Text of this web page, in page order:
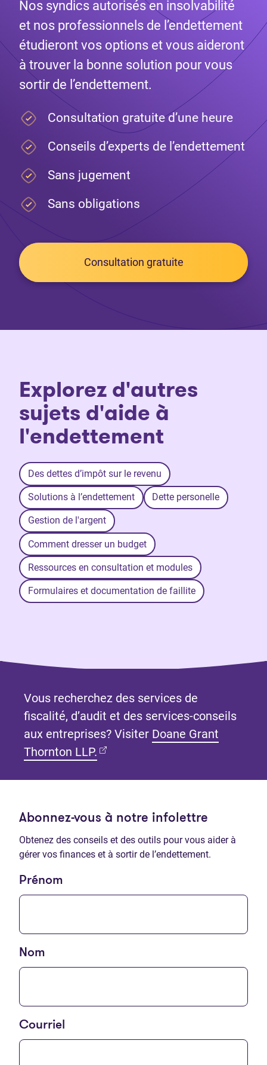
Nos syndics autorisés en insolvabilité
et nos professionnels de l’endettement
étudieront vos options et vous aideront
à trouver la bonne solution pour vous
sortir de l’endettement.
Consultation gratuite d’une heure
Conseils d’experts de l’endettement
Sans jugement
Sans obligations
Consultation gratuite
Explorez d'autres
sujets d'aide à
l'endettement
Des dettes d’impôt sur le revenu
Solutions à l’endettement Dette personelle
Gestion de l'argent
Comment dresser un budget
Ressources en consultation et modules
Formulaires et documentation de faillite
Vous recherchez des services de
fiscalité, d’audit et des services-conseils
aux entreprises? Visiter Doane Grant
Thornton LLP. (Ouvre dans un nouvel onglet)
Abonnez-vous à notre infolettre
Obtenez des conseils et des outils pour vous aider à
gérer vos finances et à sortir de l’endettement.
Prénom
Nom
Courriel